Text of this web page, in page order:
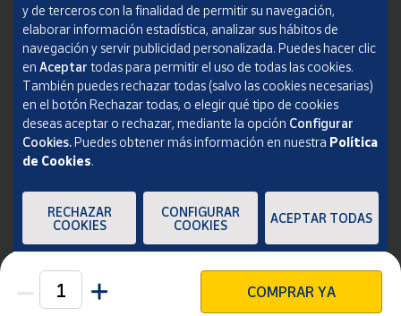
Unidades COMPRAR YA
Aviso legal
Condiciones del servicio
Política de Privacidad Web
Informe de transparencia
SOCIEDAD ESTATAL CORREOS Y TELÉGRAFOS, S.A., S.M.E. Todos los derechos
y de terceros con la finalidad de permitir su navegación,
elaborar información estadística, analizar sus hábitos de
navegación y servir publicidad personalizada. Puedes hacer clic
en Aceptar todas para permitir el uso de todas las cookies.
También puedes rechazar todas (salvo las cookies necesarias)
en el botón Rechazar todas, o elegir qué tipo de cookies
deseas aceptar o rechazar, mediante la opción Configurar
Cookies.Puedes obtener más información en nuestra Política
de Cookies.
RECHAZAR
COOKIES
CONFIGURAR
COOKIES
ACEPTAR TODAS